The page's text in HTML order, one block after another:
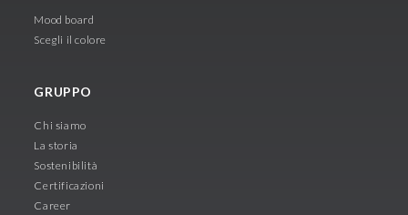
Mood board
Scegli il colore
GRUPPO
Chi siamo
La storia
Sostenibilità
Certificazioni
Career